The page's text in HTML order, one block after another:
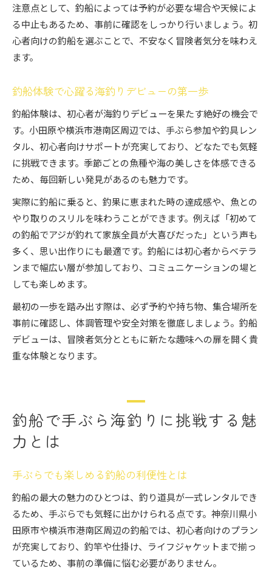
注意点として、釣船によっては予約が必要な場合や天候によ
る中止もあるため、事前に確認をしっかり行いましょう。初
心者向けの釣船を選ぶことで、不安なく冒険者気分を味わえ
ます。
釣船体験で心躍る海釣りデビューの第一歩
釣船体験は、初心者が海釣りデビューを果たす絶好の機会で
す。小田原や横浜市港南区周辺では、手ぶら参加や釣具レン
タル、初心者向けサポートが充実しており、どなたでも気軽
に挑戦できます。季節ごとの魚種や海の美しさを体感できる
ため、毎回新しい発見があるのも魅力です。
実際に釣船に乗ると、釣果に恵まれた時の達成感や、魚との
やり取りのスリルを味わうことができます。例えば「初めて
の釣船でアジが釣れて家族全員が大喜びだった」という声も
多く、思い出作りにも最適です。釣船には初心者からベテラ
ンまで幅広い層が参加しており、コミュニケーションの場と
しても楽しめます。
最初の一歩を踏み出す際は、必ず予約や持ち物、集合場所を
事前に確認し、体調管理や安全対策を徹底しましょう。釣船
デビューは、冒険者気分とともに新たな趣味への扉を開く貴
重な体験となります。
釣船で手ぶら海釣りに挑戦する魅
力とは
手ぶらでも楽しめる釣船の利便性とは
釣船の最大の魅力のひとつは、釣り道具が一式レンタルでき
るため、手ぶらでも気軽に出かけられる点です。神奈川県小
田原市や横浜市港南区周辺の釣船では、初心者向けのプラン
が充実しており、釣竿や仕掛け、ライフジャケットまで揃っ
ているため、事前の準備に悩む必要がありません。